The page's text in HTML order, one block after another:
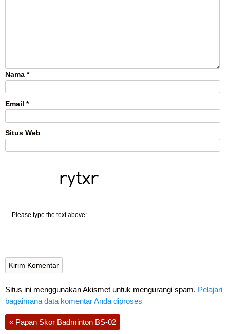
Nama *
Email *
Situs Web
ROl7R
Please type the text above:
Situs ini menggunakan Akismet untuk mengurangi spam. Pelajari
bagaimana data komentar Anda diproses
« Papan Skor Badminton BS-02